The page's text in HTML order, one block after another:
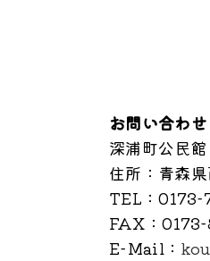
お問い合わせ
深浦町公民館
住所 ：青森
TEL ：
FAX ：
E-Mail ：